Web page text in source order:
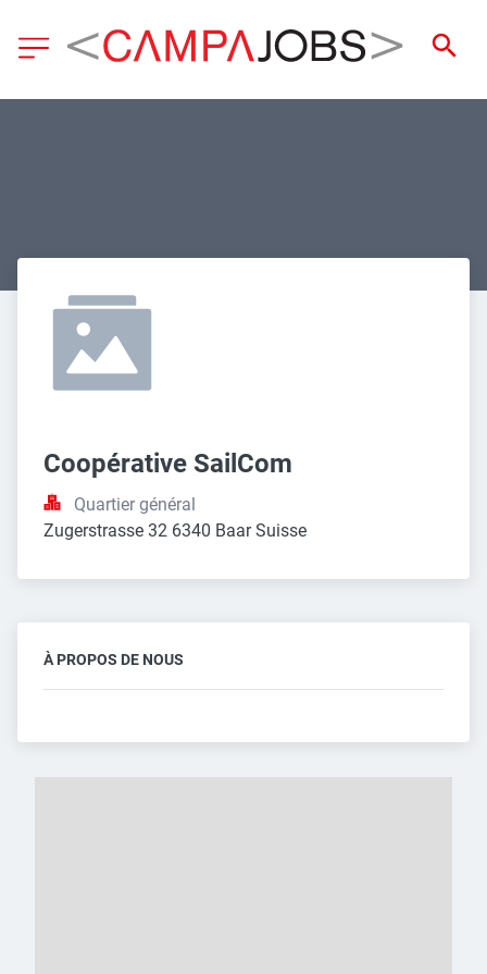
Coopérative SailCom
Quartier général
Zugerstrasse 32 6340 Baar Suisse
À PROPOS DE NOUS